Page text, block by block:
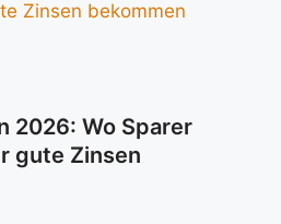
2026: Wo Sparer
gute Zinsen